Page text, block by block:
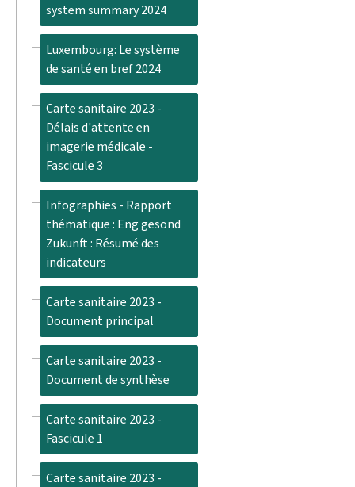
system summary 2024
Luxembourg: Le système
de santé en bref 2024
Carte sanitaire 2023 -
Délais d'attente en
imagerie médicale -
Fascicule 3
Infographies - Rapport
thématique : Eng gesond
Zukunft : Résumé des
indicateurs
Carte sanitaire 2023 -
Document principal
Carte sanitaire 2023 -
Document de synthèse
Carte sanitaire 2023 -
Fascicule 1
Carte sanitaire 2023 -